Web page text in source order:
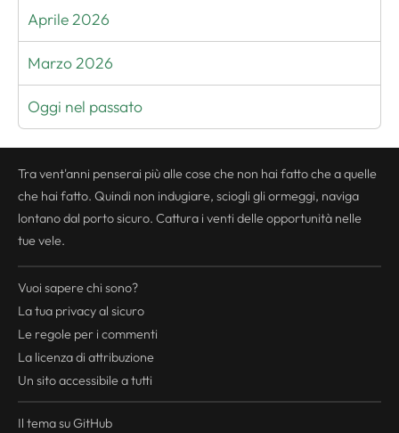
Aprile 2026
Marzo 2026
Oggi nel passato
Tra vent'anni penserai più alle cose che non hai fatto che a quelle
che hai fatto. Quindi non indugiare, sciogli gli ormeggi, naviga
lontano dal porto sicuro. Cattura i venti delle opportunità nelle
tue vele.
Vuoi sapere chi sono?
La tua privacyal sicuro
Le regole per i commenti
La licenza di attribuzione
Un sito accessibile a tutti
Il tema su GitHub